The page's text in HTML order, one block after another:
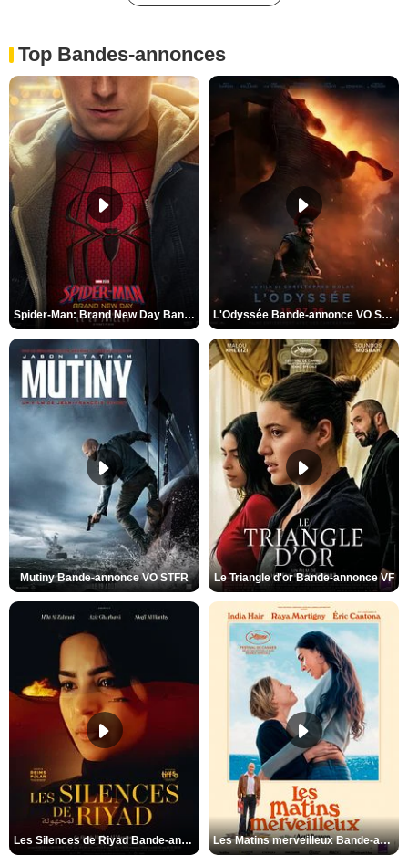
Top Bandes-annonces
Spider-Man: Brand New Day Bande-annonce VO STFR L'Odyssée Bande-annonce VO STFR
Mutiny Bande-annonce VO STFR Le Triangle d'or Bande-annonce VF
Les Silences de Riyad Bande-annonce VO STFR Les Matins merveilleux Bande-annonce VF